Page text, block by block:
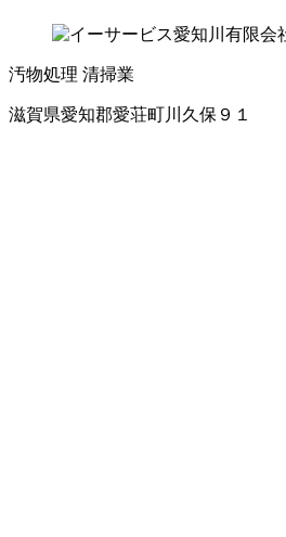
汚物処理 清掃業
滋賀県愛知郡愛荘町川久保９１